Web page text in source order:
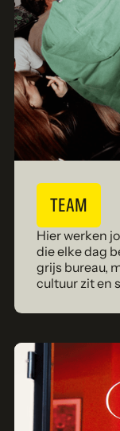
TEAM
Hier werken
die elke dag
grijs bureau,
cultuur zit en